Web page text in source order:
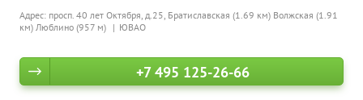
Адрес: просп. 40 лет Октября, д.25, Братиславская (1.69 км) Волжская (1.91
км) Люблино (957 м) ЮВАО
+7 495 125-26-66